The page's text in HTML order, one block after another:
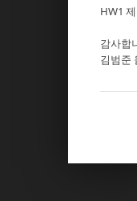
HW1
감사합
김범준